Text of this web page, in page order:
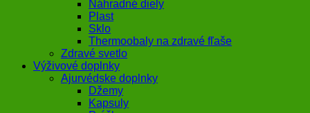
Náhradné diely
Plast
Sklo
Thermoobaly na zdravé fľaše
Zdravé svetlo
Výživové doplnky
Ajurvédske doplnky
Džemy
Kapsuly